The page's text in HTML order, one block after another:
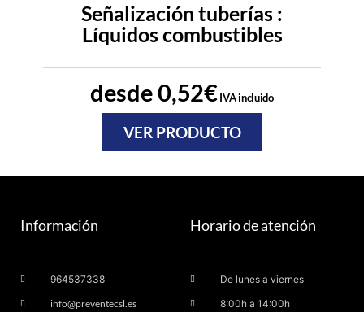
Señalización tuberías :
Líquidos combustibles
desde0,52€IVA incluido
VER PRODUCTO
Información
964537338
info@preventecsl.es
Horario de atención
De lunes a viernes
8:00h a 14:00h